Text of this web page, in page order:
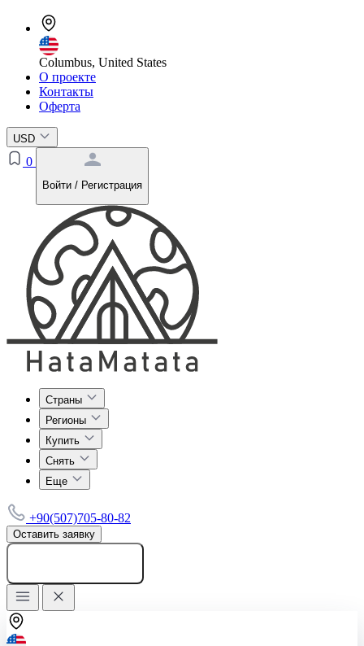
Columbus, United States
О проекте
Контакты
Оферта
USD
0
Войти / Регистрация
Страны
Регионы
Купить
Снять
Еще
+90(507)705-80-82
Оставить заявку